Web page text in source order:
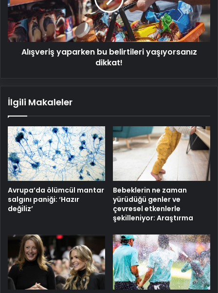
dikkat!
Alışveriş yaparken bu belirtileri yaşıyorsanız
dikkat!
İlgili Makaleler
Avrupa’da ölümcül mantar
salgını paniği: ‘Hazır
değiliz’
Bebeklerin ne zaman
yürüdüğü genler ve
çevresel etkenlerle
şekilleniyor: Araştırma